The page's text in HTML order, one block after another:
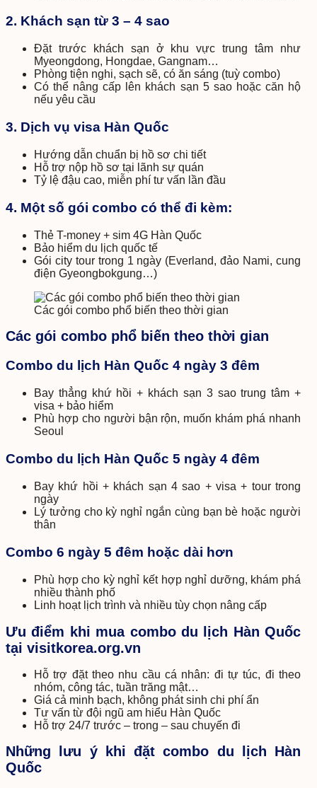
2. Khách sạn từ 3 – 4 sao
Đặt trước khách sạn ở khu vực trung tâm như
Myeongdong, Hongdae, Gangnam…
Phòng tiện nghi, sạch sẽ, có ăn sáng (tuỳ combo)
Có thể nâng cấp lên khách sạn 5 sao hoặc căn hộ
nếu yêu cầu
3. Dịch vụ visa Hàn Quốc
Hướng dẫn chuẩn bị hồ sơ chi tiết
Hỗ trợ nộp hồ sơ tại lãnh sự quán
Tỷ lệ đậu cao, miễn phí tư vấn lần đầu
4. Một số gói combo có thể đi kèm:
Thẻ T-money + sim 4G Hàn Quốc
Bảo hiểm du lịch quốc tế
Gói city tour trong 1 ngày (Everland, đảo Nami, cung
điện Gyeongbokgung…)
Các gói combo phổ biến theo thời gian
Các gói combo phổ biến theo thời gian
Combo du lịch Hàn Quốc 4 ngày 3 đêm
Bay thẳng khứ hồi + khách sạn 3 sao trung tâm +
visa + bảo hiểm
Phù hợp cho người bận rộn, muốn khám phá nhanh
Seoul
Combo du lịch Hàn Quốc 5 ngày 4 đêm
Bay khứ hồi + khách sạn 4 sao + visa + tour trong
ngày
Lý tưởng cho kỳ nghỉ ngắn cùng bạn bè hoặc người
thân
Combo 6 ngày 5 đêm hoặc dài hơn
Phù hợp cho kỳ nghỉ kết hợp nghỉ dưỡng, khám phá
nhiều thành phố
Linh hoạt lịch trình và nhiều tùy chọn nâng cấp
Ưu điểm khi mua combo du lịch Hàn Quốc
tại visitkorea.org.vn
Hỗ trợ đặt theo nhu cầu cá nhân: đi tự túc, đi theo
nhóm, công tác, tuần trăng mật…
Giá cả minh bạch, không phát sinh chi phí ẩn
Tư vấn từ đội ngũ am hiểu Hàn Quốc
Hỗ trợ 24/7 trước – trong – sau chuyến đi
Những lưu ý khi đặt combo du lịch Hàn
Quốc